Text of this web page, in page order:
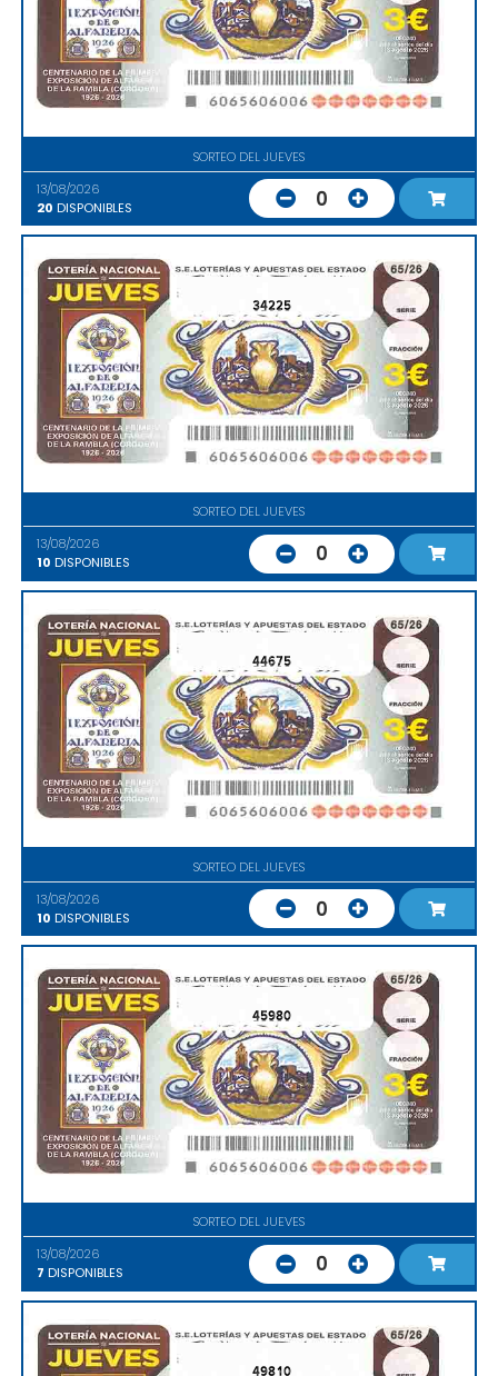
SORTEO DEL JUEVES
13/08/2026
20 DISPONIBLES 0
34225
SORTEO DEL JUEVES
13/08/2026
10 DISPONIBLES 0
44675
SORTEO DEL JUEVES
13/08/2026
10 DISPONIBLES 0
45980
SORTEO DEL JUEVES
13/08/2026
7 DISPONIBLES 0
49810